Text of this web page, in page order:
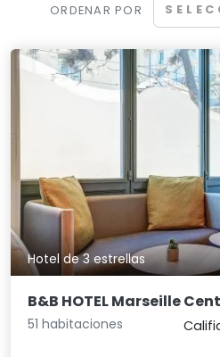
ORDENAR POR
Hotel de 3 estrellas
B&B HOTEL Marseille
51 habitaciones